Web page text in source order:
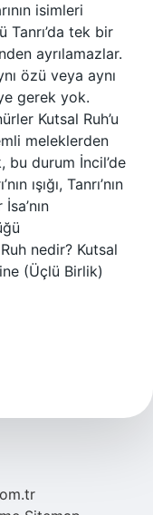
isimleri
Tanrı’da tek bir
ayrılamazlar.
özü veya aynı
gerek yok.
Kutsal Ruh’u
meleklerden
bu durum İncil’de
ışığı, Tanrı’nın
nedir? Kutsal
(Üçlü Birlik)